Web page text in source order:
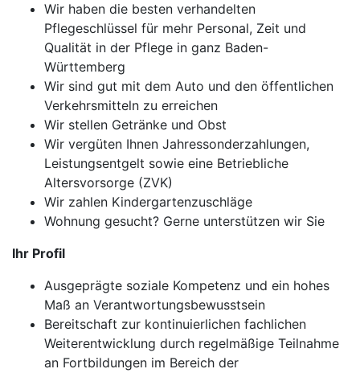
Wir haben die besten verhandelten
Pflegeschlüssel für mehr Personal, Zeit und
Qualität in der Pflege in ganz Baden-
Württemberg
Wir sind gut mit dem Auto und den öffentlichen
Verkehrsmitteln zu erreichen
Wir stellen Getränke und Obst
Wir vergüten Ihnen Jahressonderzahlungen,
Leistungsentgelt sowie eine Betriebliche
Altersvorsorge (ZVK)
Wir zahlen Kindergartenzuschläge
Wohnung gesucht? Gerne unterstützen wir Sie
Ihr Profil
Ausgeprägte soziale Kompetenz und ein hohes
Maß an Verantwortungsbewusstsein
Bereitschaft zur kontinuierlichen fachlichen
Weiterentwicklung durch regelmäßige Teilnahme
an Fortbildungen im Bereich der